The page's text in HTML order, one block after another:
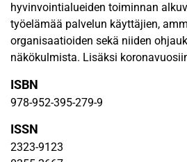
hyvinvointialueiden toiminnan
työelämää palvelun käyttäjien,
organisaatioiden sekä niiden
näkökulmista. Lisäksi
mutta myös palveluiden
muutosten aiheuttama
palveluiden eturintamassa onkin
Julkisten palveluiden perustehtävä
ISBN
978-952-395-279-9
ISSN
2323-9123